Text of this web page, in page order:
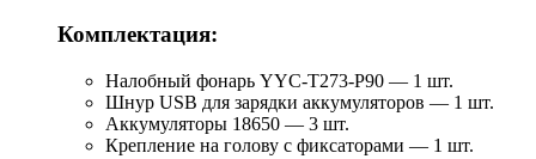
Комплектация:
Налобный фонарь YYC-T273-P90 — 1 шт.
Шнур USB для зарядки аккумуляторов — 1 шт.
Аккумуляторы 18650 — 3 шт.
Крепление на голову с фиксаторами — 1 шт.